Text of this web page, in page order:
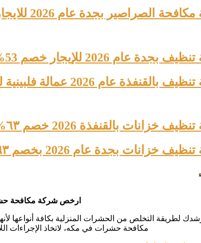
الصراصير بجدة عام 2026 للايجار | وجه…
2026 للإيجار خصم 53% وجه…
عام 2026 عمالة فلبينية للايجار بخصم…
بالقنفذة 2026 خصم ٦٣% 0509744421 وجه…
بجدة عام 2026 بخصم ٦٣% 0509744421…
ارخص شركة مكافحة
لطريقة التخلص من الحشرات المنزلية بكافة أنواعها
مكافحة حشرات في مكه، لاتخاذ الإجراءات